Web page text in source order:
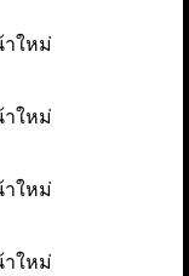
ใหม่
ใหม่
ใหม่
ใหม่